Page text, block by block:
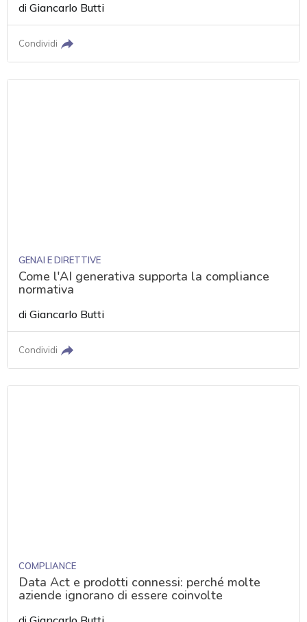
diGiancarlo Butti
Condividi
GENAI E DIRETTIVE
Come l'AI generativa supporta la compliance
normativa
diGiancarlo Butti
Condividi
COMPLIANCE
Data Act e prodotti connessi: perché molte
aziende ignorano di essere coinvolte